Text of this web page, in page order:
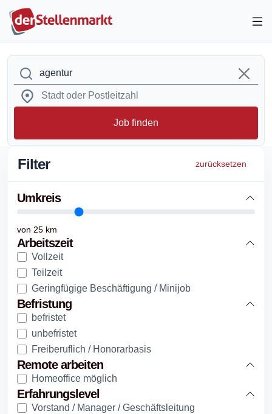
Job finden
Filter zurücksetzen
Umkreis
von 25 km
Arbeitszeit
Vollzeit
Teilzeit
Geringfügige Beschäftigung / Minijob
Befristung
befristet
unbefristet
Freiberuflich / Honorarbasis
Remote arbeiten
Homeoffice möglich
Erfahrungslevel
Vorstand / Manager / Geschäftsleitung